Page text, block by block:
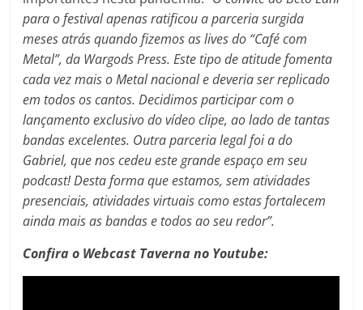
para o festival apenas ratificou a parceria surgida
meses atrás quando fizemos as lives do “Café com
Metal”, da Wargods Press. Este tipo de atitude fomenta
cada vez mais o Metal nacional e deveria ser replicado
em todos os cantos. Decidimos participar com o
lançamento exclusivo do vídeo clipe, ao lado de tantas
bandas excelentes. Outra parceria legal foi a do
Gabriel, que nos cedeu este grande espaço em seu
podcast! Desta forma que estamos, sem atividades
presenciais, atividades virtuais como estas fortalecem
ainda mais as bandas e todos ao seu redor”.
Confira o Webcast Taverna no Youtube: